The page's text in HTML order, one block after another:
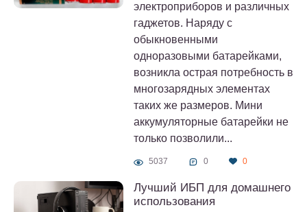
электроприборов и различных
гаджетов. Наряду с
обыкновенными
одноразовыми батарейками,
возникла острая потребность в
многозарядных элементах
таких же размеров. Мини
аккумуляторные батарейки не
только позволили...
5037 0 0
Лучший ИБП для домашнего
использования